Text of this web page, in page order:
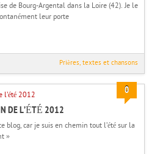
de Bourg-Argental dans la Loire (42). Je le
leur porte
Prières, textes et chansons
0
DE L’ÉTÉ 2012
blog, car je suis en chemin tout l’été sur la
»